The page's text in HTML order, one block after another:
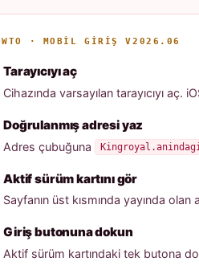
· MOBIL GIRIŞ V2026.06
Tarayıcıyı aç
Cihazında varsayılan tarayıcıyı aç.
Doğrulanmış adresi yaz
Adres çubuğuna
Aktif sürüm kartını gör
Sayfanın üst kısmında yayında
Giriş butonuna dokun
Aktif sürüm kartındaki tek butona